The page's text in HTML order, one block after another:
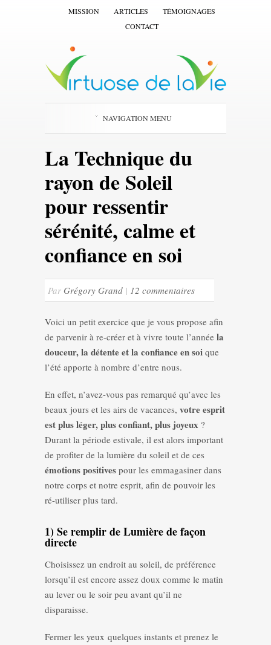
MISSION ARTICLES
TÉMOIGNAGES
CONTACT
NAVIGATION MENU
La Technique du
rayon de Soleil
pour ressentir
sérénité, calme et
confiance en soi
Par Grégory Grand | 12 commentaires
Voici un petit exercice que je vous propose afin
de parvenir à re-créer et à vivre toute l’année la
douceur, la détente et la confiance en soi que
l’été apporte à nombre d’entre nous.
En effet, n’avez-vous pas remarqué qu’avec les
beaux jours et les airs de vacances, votre esprit
est plus léger, plus confiant, plus joyeux ?
Durant la période estivale, il est alors important
de profiter de la lumière du soleil et de ces
émotions positives pour les emmagasiner dans
notre corps et notre esprit, afin de pouvoir les
ré-utiliser plus tard.
1) Se remplir de Lumière de façon
directe
Choisissez un endroit au soleil, de préférence
lorsqu’il est encore assez doux comme le matin
au lever ou le soir peu avant qu’il ne
disparaisse.
Fermer les yeux quelques instants et prenez le